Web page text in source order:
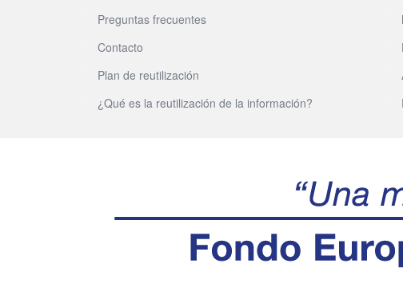
Preguntas frecuentes
Contacto
Plan de reutilización
¿Qué es la reutilización de la información?